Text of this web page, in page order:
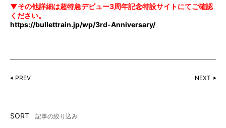
▼その他詳細は超特急デビュー3周年記念特設サイトにてご確認
ください。
https://bullettrain.jp/wp/3rd-Anniversary/
PREV NEXT
SORT 記事の絞り込み